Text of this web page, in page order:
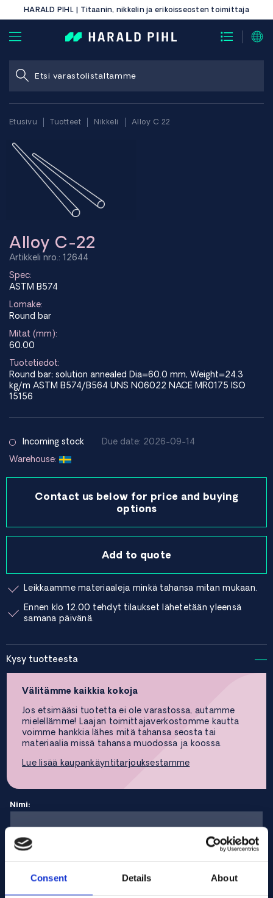
Consent Details About
HARALD PIHL | Titaanin, nikkelin ja erikoisseosten toimittaja
Etusivu Tuotteet Nikkeli Alloy C 22
Alloy C-22
Artikkeli nro.: 12644
Spec:
ASTM B574
Lomake:
Round bar
Mitat (mm):
60.00
Tuotetiedot:
Round bar; solution annealed Dia=60.0 mm, Weight=24.3
kg/m ASTM B574/B564 UNS N06022 NACE MR0175 ISO
15156
Incoming stock
Due date: 2026-09-14
Warehouse:
Contact us below for price and buying
options
Add to quote
Leikkaamme materiaaleja minkä tahansa mitan mukaan.
Ennen klo 12.00 tehdyt tilaukset lähetetään yleensä
samana päivänä.
Kysy tuotteesta
Välitämme kaikkia kokoja
Jos etsimääsi tuotetta ei ole varastossa, autamme
mielellämme! Laajan toimittajaverkostomme kautta
voimme hankkia lähes mitä tahansa seosta tai
materiaalia missä tahansa muodossa ja koossa.
Lue lisää kaupankäyntitarjouksestamme
Nimi:
Sähköpostiosoite: